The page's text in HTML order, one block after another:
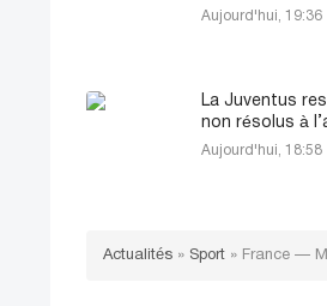
Aujourd'hui, 19:36
La Juventus
non résolus à
Aujourd'hui, 18:58
Actualités » Sport » France —